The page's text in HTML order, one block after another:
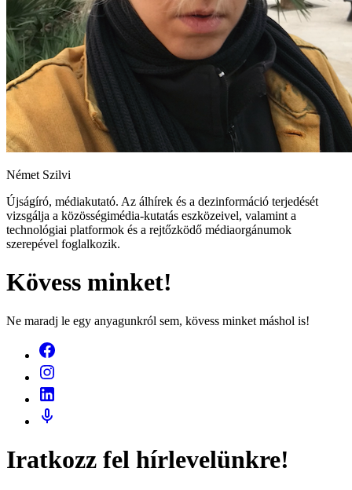
Német Szilvi
Újságíró, médiakutató. Az álhírek és a dezinformáció terjedését
vizsgálja a közösségimédia-kutatás eszközeivel, valamint a
technológiai platformok és a rejtőzködő médiaorgánumok
szerepével foglalkozik.
Kövess minket!
Ne maradj le egy anyagunkról sem, kövess minket máshol is!
Iratkozz fel hírlevelünkre!